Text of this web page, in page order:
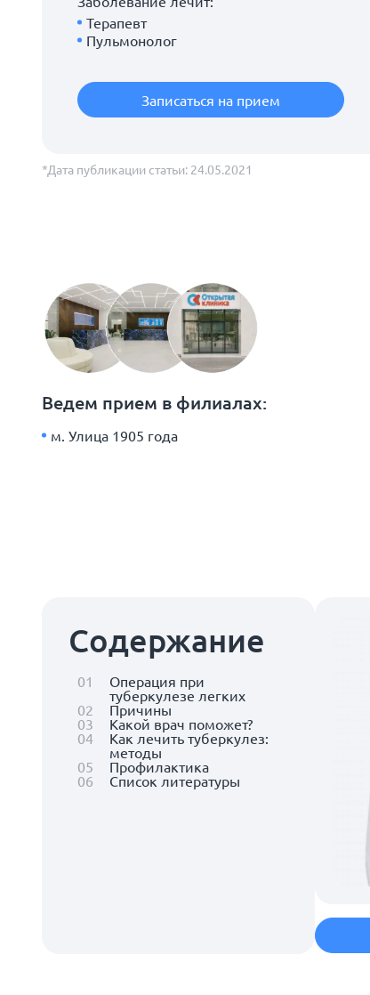
Терапевт
Пульмонолог
Записаться на прием
*Дата публикации статьи: 24.05.2021
Ведем прием в филиалах:
м. Улица 1905 года
Содержание
01
Операция при
туберкулезе легких
02
Причины
03
Какой врач поможет?
04
Как лечить туберкулез:
методы
05
Профилактика
06
Список литературы